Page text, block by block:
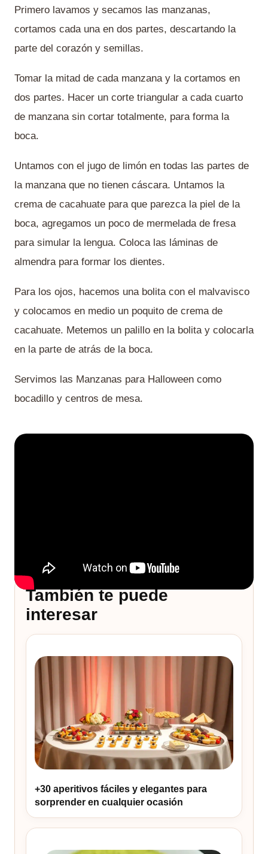
Primero lavamos y secamos las manzanas,
cortamos cada una en dos partes, descartando la
parte del corazón y semillas.
Tomar la mitad de cada manzana y la cortamos en
dos partes. Hacer un corte triangular a cada cuarto
de manzana sin cortar totalmente, para forma la
boca.
Untamos con el jugo de limón en todas las partes de
la manzana que no tienen cáscara. Untamos la
crema de cacahuate para que parezca la piel de la
boca, agregamos un poco de mermelada de fresa
para simular la lengua. Coloca las láminas de
almendra para formar los dientes.
Para los ojos, hacemos una bolita con el malvavisco
y colocamos en medio un poquito de crema de
cacahuate. Metemos un palillo en la bolita y colocarla
en la parte de atrás de la boca.
Servimos las Manzanas para Halloween como
bocadillo y centros de mesa.
También te puede
interesar
+30 aperitivos fáciles y elegantes para
sorprender en cualquier ocasión